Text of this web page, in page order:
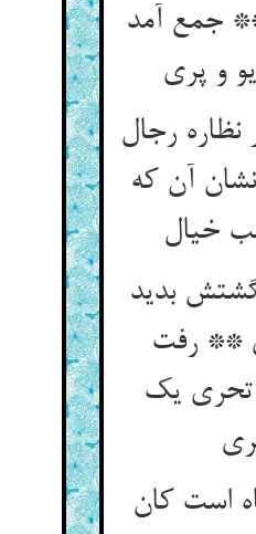
جمع آمد
نظاره رجال
آن که
بدید
** رفت
تحری یک
است کان